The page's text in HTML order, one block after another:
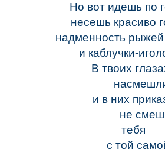
Но вот идешь по
несешь красиво
надменность рыжей
и каблучки-
В твоих
и в них
не
тебя
с той